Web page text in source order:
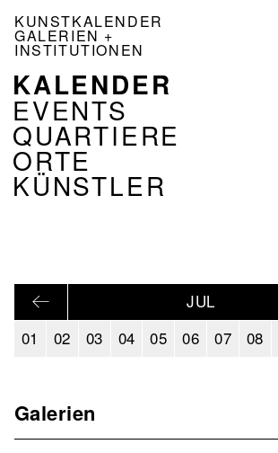
zum
Inhalt
KUNSTKALENDER
GALERIEN +
INSTITUTIONEN
NAVIGATION
KALENDER
DE
KALENDER
EVENTS
QUARTIERE
ORTE
KÜNSTLER
JUL
01
02 03 04 05 06 07 08
Galerien